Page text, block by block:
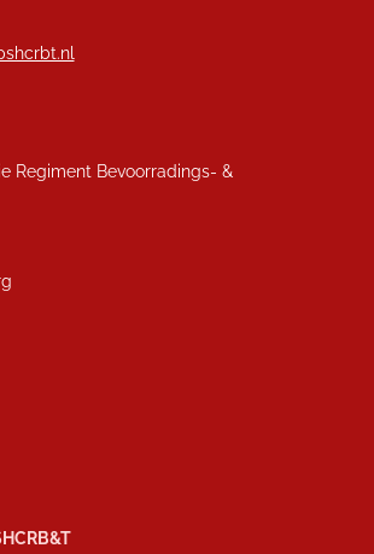
Regiment Bevoorradings- &